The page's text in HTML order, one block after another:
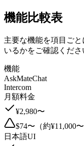
機能比較表
主要な機能を項目ごと
いるかをご確認くださ
機能
AskMateChat
Intercom
月額料金
¥2,980〜
$74〜（約¥11,000〜
日本語UI